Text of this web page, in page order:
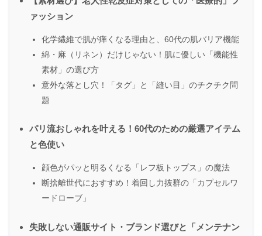
ァッション
化学繊維で肌が痒くなる理由と、60代の肌バリア機能
綿・麻（リネン）だけじゃない！肌に優しい「機能性
素材」の選び方
意外な落とし穴！「タグ」と「縫い目」のチクチク問
題
パリ流おしゃれを叶える！60代のための厳選アイテム
と色使い
顔色がパッと明るくなる「レフ板トップス」の魔法
断捨離世代におすすめ！着回し力抜群の「カプセルワ
ードローブ」
失敗しない通販サイト・ブランド選びと「メンテナン